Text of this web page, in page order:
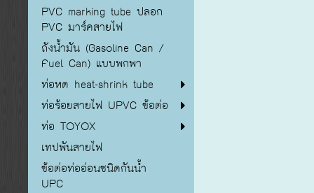
PVC marking tube ปลอก
PVC มาร์คสายไฟ
ถังน้ำมัน (Gasoline Can /
Fuel Can) แบบพกพา
ท่อหด heat-shrink tube
ท่อร้อยสายไฟ UPVC ข้อต่อ
ท่อ TOYOX
เทปพันสายไฟ
ข้อต่อท่ออ่อนชนิดกันน้ำ
UPC